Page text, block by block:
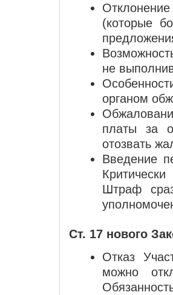
(которые
не
органом
платы за
отозвать
Введение
Штраф
Ст. 17 нового
Отказ
можно